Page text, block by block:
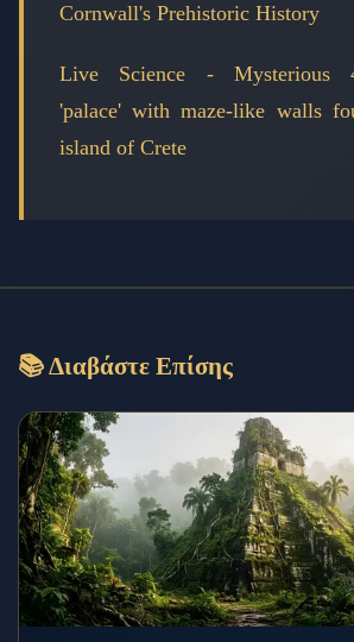
Cornwall's Prehistoric History
Live Science - Mysterious
'palace' with maze-like walls
island of Crete
📚 Διαβάστε Επίσης